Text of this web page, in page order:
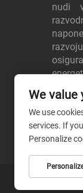
nudi
We value
We use
services. If
Personalize